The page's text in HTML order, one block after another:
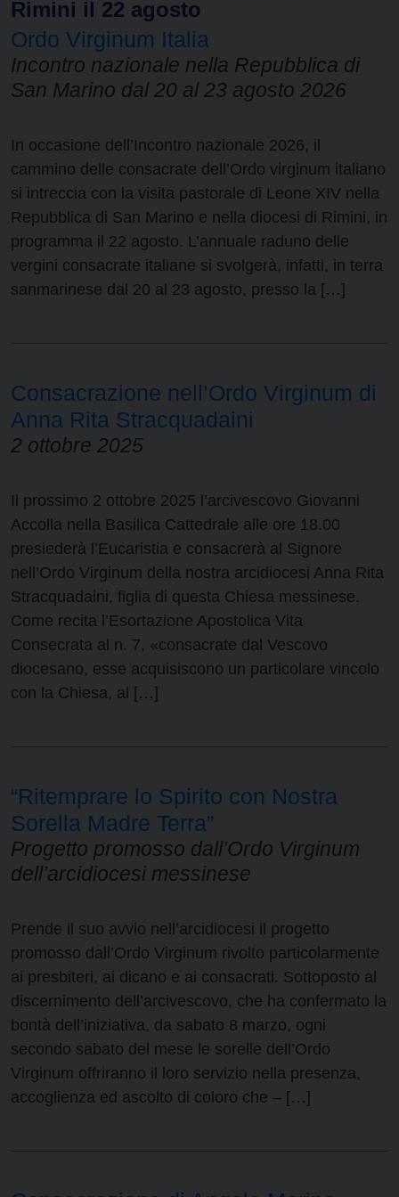
Rimini il 22 agosto
Ordo Virginum Italia
Incontro nazionale nella Repubblica di
San Marino dal 20 al 23 agosto 2026
In occasione dell’Incontro nazionale 2026, il
cammino delle consacrate dell’Ordo virginum italiano
si intreccia con la visita pastorale di Leone XIV nella
Repubblica di San Marino e nella diocesi di Rimini, in
programma il 22 agosto. L’annuale raduno delle
vergini consacrate italiane si svolgerà, infatti, in terra
sanmarinese dal 20 al 23 agosto, presso la […]
Consacrazione nell’Ordo Virginum di
Anna Rita Stracquadaini
2 ottobre 2025
Il prossimo 2 ottobre 2025 l’arcivescovo Giovanni
Accolla nella Basilica Cattedrale alle ore 18.00
presiederà l’Eucaristia e consacrerà al Signore
nell’Ordo Virginum della nostra arcidiocesi Anna Rita
Stracquadaini, figlia di questa Chiesa messinese.
Come recita l’Esortazione Apostolica Vita
Consecrata al n. 7, «consacrate dal Vescovo
diocesano, esse acquisiscono un particolare vincolo
con la Chiesa, al […]
“Ritemprare lo Spirito con Nostra
Sorella Madre Terra”
Progetto promosso dall’Ordo Virginum
dell’arcidiocesi messinese
Prende il suo avvio nell’arcidiocesi il progetto
promosso dall’Ordo Virginum rivolto particolarmente
ai presbiteri, ai dicano e ai consacrati. Sottoposto al
discernimento dell’arcivescovo, che ha confermato la
bontà dell’iniziativa, da sabato 8 marzo, ogni
secondo sabato del mese le sorelle dell’Ordo
Virginum offriranno il loro servizio nella presenza,
accoglienza ed ascolto di coloro che – […]